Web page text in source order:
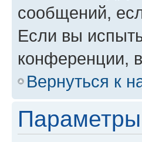
сообщений,
Если вы
конференции,
Вернуться к
Параметры